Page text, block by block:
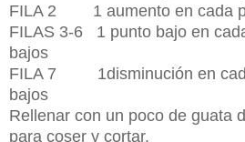
FILA 2 1 aumento en cada
FILAS 3-6 1 punto bajo en
bajos
FILA 7 1disminución en
bajos
Rellenar con un poco de guata
para coser y cortar.